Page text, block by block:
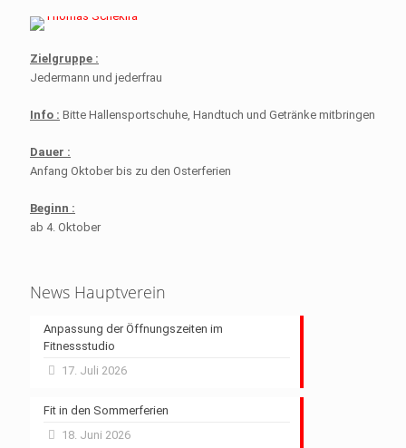
Zielgruppe :
Jedermann und jederfrau
Info : Bitte Hallensportschuhe, Handtuch und Getränke mitbringen
Dauer :
Anfang Oktober bis zu den Osterferien
Beginn :
ab 4. Oktober
News Hauptverein
Anpassung der Öffnungszeiten im
Fitnessstudio
17. Juli 2026
Fit in den Sommerferien
18. Juni 2026